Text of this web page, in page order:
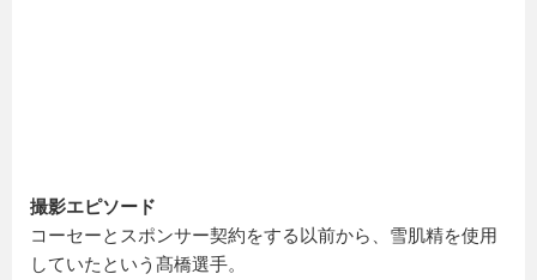
撮影エピソード
コーセーとスポンサー契約をする以前から、雪肌精を使用
していたという髙橋選手。